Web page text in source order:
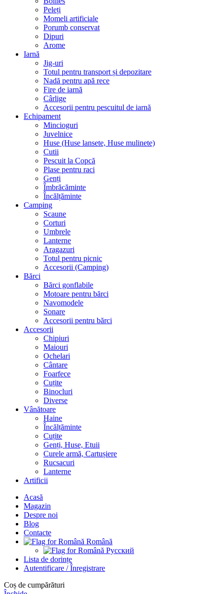
Peleți
Momeli artificiale
Porumb conservat
Dipuri
Arome
Iarnă
Jig-uri
Totul pentru transport și depozitare
Nadă pentru apă rece
Fire de iarnă
Cârlige
Accesorii pentru pescuitul de iarnă
Echipament
Mincioguri
Juvelnice
Huse (Huse lansete, Huse mulinete)
Cutii
Pescuit la Copcă
Plase pentru raci
Genți
Îmbrăcăminte
Încălțăminte
Camping
Scaune
Corturi
Umbrele
Lanterne
Aragazuri
Totul pentru picnic
Accesorii (Camping)
Bărci
Bărci gonflabile
Motoare pentru bărci
Navomodele
Sonare
Accesorii pentru bărci
Accesorii
Chipiuri
Maiouri
Ochelari
Cântare
Foarfece
Cuțite
Binocluri
Diverse
Vânătoare
Haine
Încălțăminte
Cuțite
Genți, Huse, Etuii
Curele armă, Cartușiere
Rucsacuri
Lanterne
Artificii
Acasă
Magazin
Despre noi
Blog
Contacte
Română
Русский
Lista de dorințe
Autentificare / Înregistrare
Coș de cumpărături